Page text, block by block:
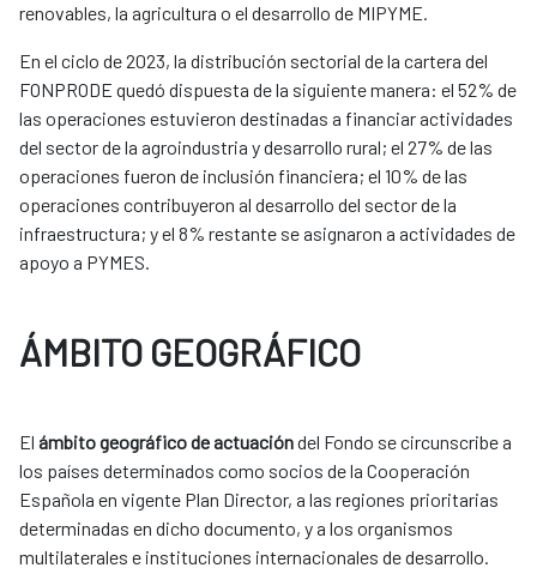
renovables, la agricultura o el desarrollo de MIPYME.
En el ciclo de 2023, la distribución sectorial de la cartera del
FONPRODE quedó dispuesta de la siguiente manera: el 52% de
las operaciones estuvieron destinadas a financiar actividades
del sector de la agroindustria y desarrollo rural; el 27% de las
operaciones fueron de inclusión financiera; el 10% de las
operaciones contribuyeron al desarrollo del sector de la
infraestructura; y el 8% restante se asignaron a actividades de
apoyo a PYMES.
ÁMBITO GEOGRÁFICO
El ámbito geográfico de actuacióndel Fondo se circunscribe a
los países determinados como socios de la Cooperación
Española en vigente Plan Director, a las regiones prioritarias
determinadas en dicho documento, y a los organismos
multilaterales e instituciones internacionales de desarrollo.